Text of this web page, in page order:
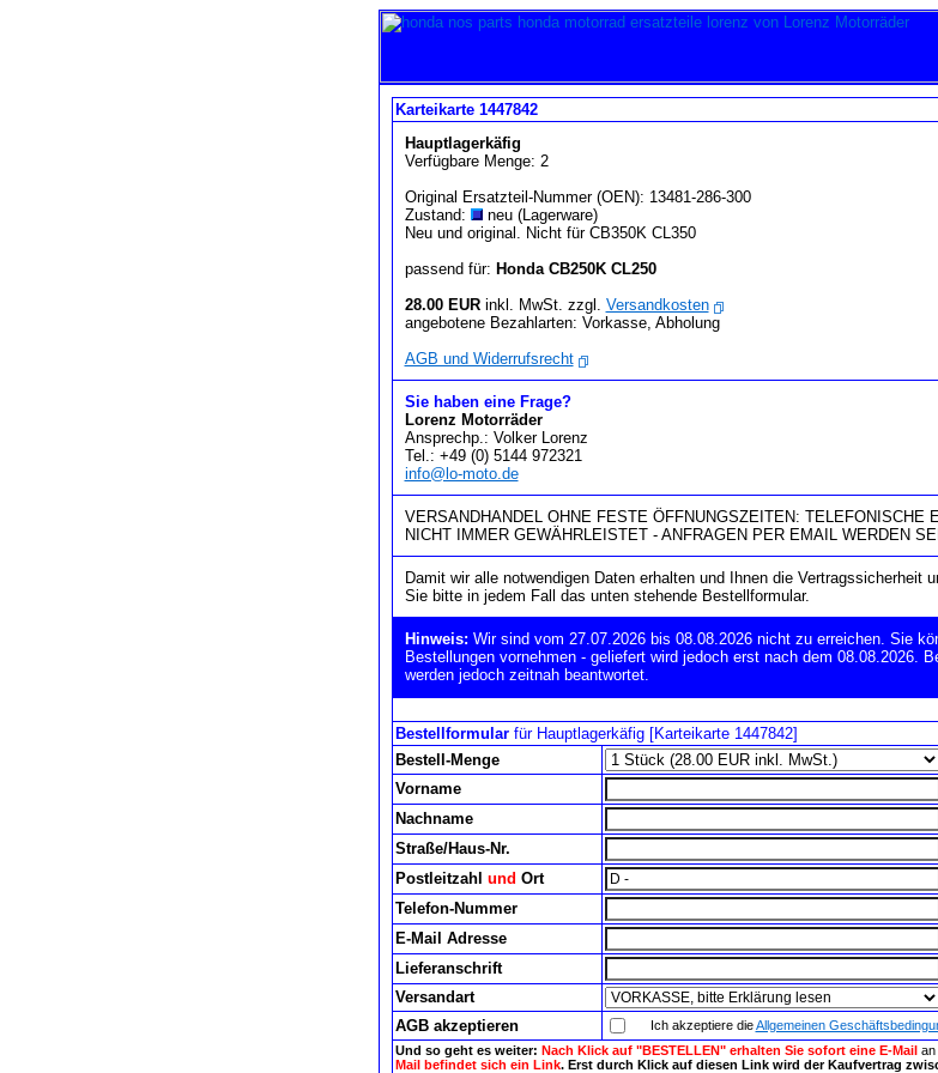
Karteikarte 1447842
Hauptlagerkäfig
Verfügbare Menge: 2
Original Ersatzteil-Nummer (OEN): 13481-286-300
Zustand:
neu (Lagerware)
Neu und original. Nicht für CB350K CL350
passend für: Honda CB250K CL250
28.00 EUR inkl. MwSt. zzgl. Versandkosten
angebotene Bezahlarten: Vorkasse, Abholung
AGB und Widerrufsrecht
Sie haben eine Frage?
Lorenz Motorräder
Ansprechp.: Volker Lorenz
Tel.: +49 (0) 5144 972321
info@lo-moto.de
VERSANDHANDEL OHNE FESTE ÖFFNUNGSZEITEN: TELEFONISCHE
NICHT IMMER GEWÄHRLEISTET - ANFRAGEN PER EMAIL WERDEN
Damit wir alle notwendigen Daten erhalten und Ihnen die Vertragssicherheit
Sie bitte in jedem Fall das unten stehende Bestellformular.
Hinweis: Wir sind vom 27.07.2026 bis 08.08.2026 nicht zu erreichen. Sie
Bestellungen vornehmen - geliefert wird jedoch erst nach dem 08.08.2026.
werden jedoch zeitnah beantwortet.
Bestellformular für Hauptlagerkäfig [Karteikarte 1447842]
Bestell-Menge
Vorname
Nachname
Straße/Haus-Nr.
Postleitzahl und Ort
Telefon-Nummer
E-Mail Adresse
Lieferanschrift
Versandart
AGB akzeptieren Ich akzeptiere dieAllgemeinen
Und so geht es weiter: Nach Klick auf "BESTELLEN" erhalten Sie sofort eine E-Mail an
Mail befindet sich ein Link. Erst durch Klick auf diesen Link wird der Kaufvertrag